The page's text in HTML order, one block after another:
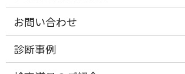
お問い合わせ
診断事例